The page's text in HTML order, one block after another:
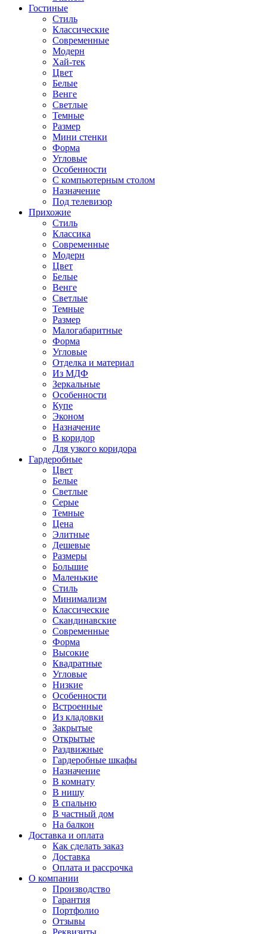
Гостиные
Стиль
Классические
Современные
Модерн
Хай-тек
Цвет
Белые
Венге
Светлые
Темные
Размер
Мини стенки
Форма
Угловые
Особенности
С компьютерным столом
Назначение
Под телевизор
Прихожие
Стиль
Классика
Современные
Модерн
Цвет
Белые
Венге
Светлые
Темные
Размер
Малогабаритные
Форма
Угловые
Отделка и материал
Из МДФ
Зеркальные
Особенности
Купе
Эконом
Назначение
В коридор
Для узкого коридора
Гардеробные
Цвет
Белые
Светлые
Серые
Темные
Цена
Элитные
Дешевые
Размеры
Большие
Маленькие
Стиль
Минимализм
Классические
Скандинавские
Современные
Форма
Высокие
Квадратные
Угловые
Низкие
Особенности
Встроенные
Из кладовки
Закрытые
Открытые
Раздвижные
Гардеробные шкафы
Назначение
В комнату
В нишу
В спальню
В частный дом
На балкон
Доставка и оплата
Как сделать заказ
Доставка
Оплата и рассрочка
О компании
Производство
Гарантия
Портфолио
Отзывы
Реквизиты